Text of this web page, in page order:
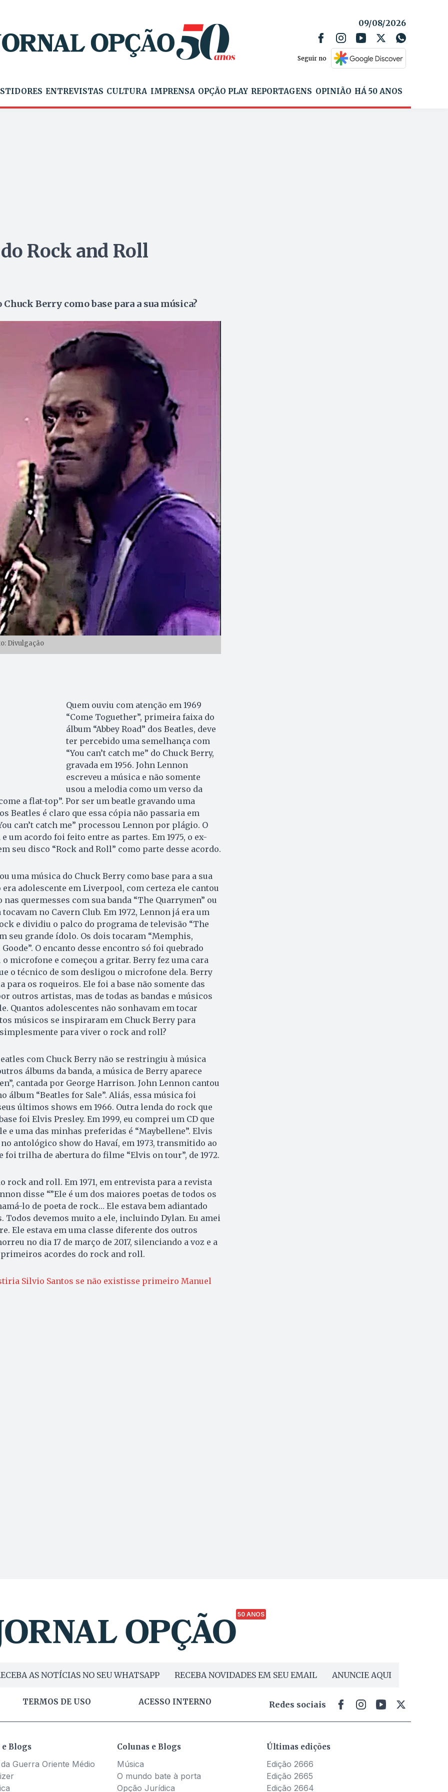
09/08/2026
Seguir no
ENTREVISTAS CULTURA IMPRENSA OPÇÃO PLAY REPORTAGENS OPINIÃO HÁ 50 ANOS
Rock and Roll
Berry como base para a sua música?
Divulgação
Quem ouviu com atenção em 1969
“Come Toguether”, primeira faixa do
álbum “Abbey Road” dos Beatles, deve
ter percebido uma semelhança com
“You can’t catch me” do Chuck Berry,
gravada em 1956. John Lennon
escreveu a música e não somente
usou a melodia como um verso da
a flat-top”. Por ser um beatle gravando uma
Beatles é claro que essa cópia não passaria em
can’t catch me” processou Lennon por plágio. O
um acordo foi feito entre as partes. Em 1975, o ex-
seu disco “Rock and Roll” como parte desse acordo.
uma música do Chuck Berry como base para a sua
era adolescente em Liverpool, com certeza ele cantou
quermesses com sua banda “The Quarrymen” ou
no Cavern Club. Em 1972, Lennon já era um
e dividiu o palco do programa de televisão “The
seu grande ídolo. Os dois tocaram “Memphis,
O encanto desse encontro só foi quebrado
o microfone e começou a gritar. Berry fez uma cara
o técnico de som desligou o microfone dela. Berry
os roqueiros. Ele foi a base não somente das
outros artistas, mas de todas as bandas e músicos
Quantos adolescentes não sonhavam em tocar
músicos se inspiraram em Chuck Berry para
para viver o rock and roll?
com Chuck Berry não se restringiu à música
álbums da banda, a música de Berry aparece
cantada por George Harrison. John Lennon cantou
álbum “Beatles for Sale”. Aliás, essa música foi
últimos shows em 1966. Outra lenda do rock que
foi Elvis Presley. Em 1999, eu comprei um CD que
e uma das minhas preferidas é “Maybellene”. Elvis
antológico show do Havaí, em 1973, transmitido ao
foi trilha de abertura do filme “Elvis on tour”, de 1972.
rock and roll. Em 1971, em entrevista para a revista
disse “”Ele é um dos maiores poetas de todos os
lo de poeta de rock… Ele estava bem adiantado
Todos devemos muito a ele, incluindo Dylan. Eu amei
Ele estava em uma classe diferente dos outros
no dia 17 de março de 2017, silenciando a voz e a
acordes do rock and roll.
Silvio Santos se não existisse primeiro Manuel
50 ANOS
AS NOTÍCIAS NO SEU WHATSAPP RECEBA NOVIDADES EM SEU EMAIL ANUNCIE AQUI
TERMOS DE USO ACESSO INTERNO Redes sociais
e Blogs
Guerra Oriente Médio
Colunas e Blogs
Música
O mundo bate à porta
Opção Jurídica
Últimas edições
Edição 2666
Edição 2665
Edição 2664